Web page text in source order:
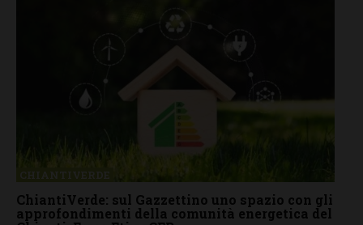
ChiantiVerde: sul Gazzettino uno spazio con gli
approfondimenti della comunità energetica del